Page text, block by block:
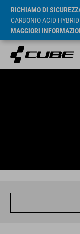
RICHIAMO DI
CARBONIO ACID
MAGGIORI